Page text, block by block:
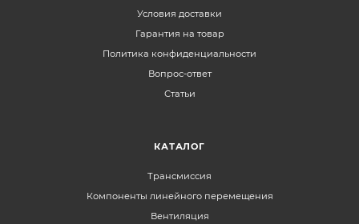
Условия доставки
Гарантия на товар
Политика конфиденциальности
Вопрос-ответ
Статьи
КАТАЛОГ
Трансмиссия
Компоненты линейного перемещения
Вентиляция